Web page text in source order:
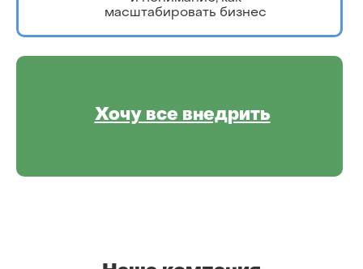
масштабировать бизнес
Хочу все внедрить